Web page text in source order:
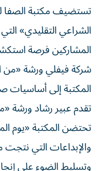
تستضيف مكتبة الصفا
الشراعي التقليدي»
المشاركين فرصة
شركة فيفلي ورشة «من
المكتبة إلى أساسيات
تقدم عبير رشاد ورشة
تحتضن المكتبة «يوم
والإبداعات التي